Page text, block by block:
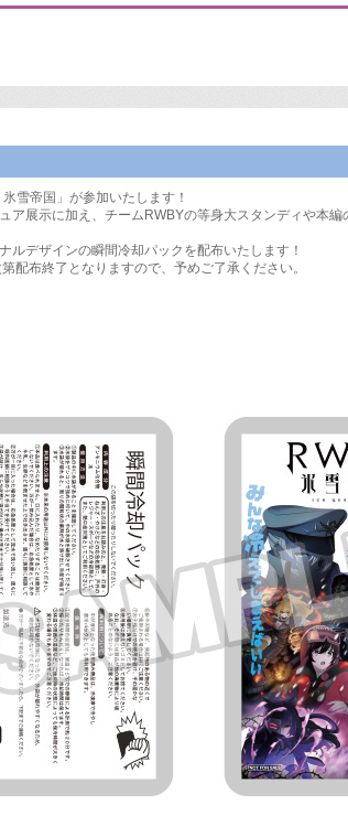
雪帝国」が参加いたします！
ア展示に加え、チームRWBYの等身大スタンディや本
ルデザインの瞬間冷却パックを配布いたします！
配布終了となりますので、予めご了承ください。